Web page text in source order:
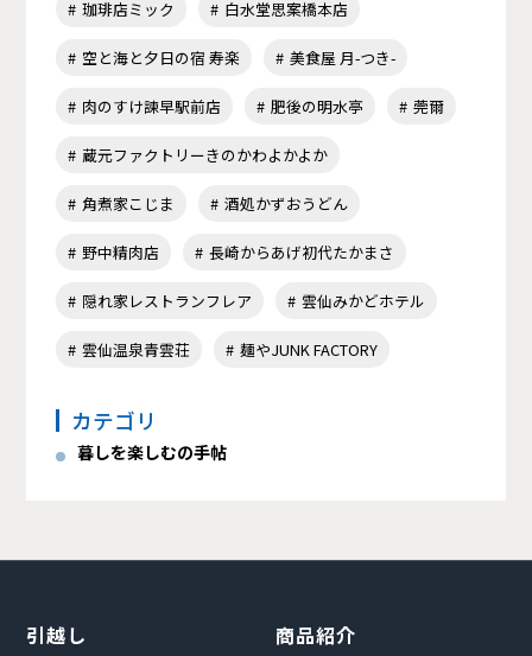
珈琲店ミック 白水堂思案橋本店
空と海と夕日の宿 寿楽 美食屋 月-つき-
肉のすけ諫早駅前店 肥後の明水亭 莞爾
蔵元ファクトリーきのかわよかよか
角煮家こじま 酒処かずおうどん
野中精肉店 長崎からあげ初代たかまさ
隠れ家レストランフレア 雲仙みかどホテル
雲仙温泉青雲荘 麺やJUNK FACTORY
カテゴリ
暮しを楽しむの手帖
引越し 商品紹介